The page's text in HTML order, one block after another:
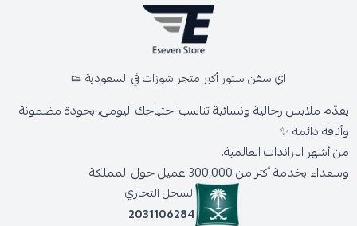
اي سفن ستور أكبر متجر شوزات في السعودية 👟
يقدّم ملابس رجالية ونسائية تناسب احتياجك اليومي، بجودة مضمونة
وأناقة دائمة ✨
من أشهر البراندات العالمية،
وسعداء بخدمة أكثر من 300,000 عميل حول المملكة.
السجل التجاري
2031106284